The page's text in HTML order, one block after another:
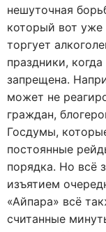
нешуточная
который вот уже
торгует
праздники,
запрещена.
может не
граждан,
Госдумы,
постоянные
порядка. Но всё
изъятием
«Айпара» всё
считанные